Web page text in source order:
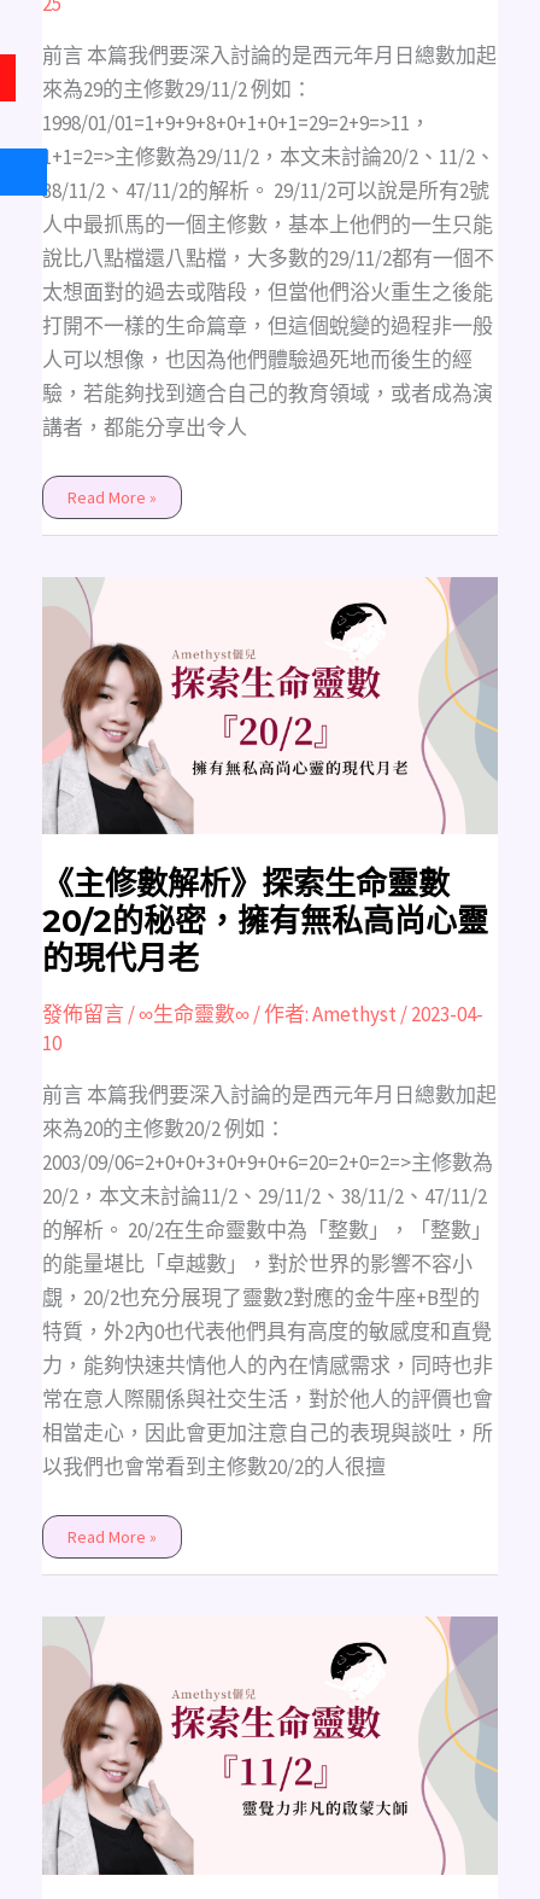
前言 本篇我們要深入討論的是西元年月日總數加起
來為29的主修數29/11/2 例如：
1998/01/01=1+9+9+8+0+1+0+1=29=2+9=>11，
1+1=2=>主修數為29/11/2，本文未討論20/2、11/2、
38/11/2、47/11/2的解析。 29/11/2可以說是所有2號
人中最抓馬的一個主修數，基本上他們的一生只能
說比八點檔還八點檔，大多數的29/11/2都有一個不
太想面對的過去或階段，但當他們浴火重生之後能
打開不一樣的生命篇章，但這個蛻變的過程非一般
人可以想像，也因為他們體驗過死地而後生的經
驗，若能夠找到適合自己的教育領域，或者成為演
講者，都能分享出令人
Read More »
《主修數解析》探索生命靈數
20/2的秘密，擁有無私高尚心靈
的現代月老
發佈留言/∞生命靈數∞/ 作者:Amethyst /2023-04-
10
前言 本篇我們要深入討論的是西元年月日總數加起
來為20的主修數20/2 例如：
2003/09/06=2+0+0+3+0+9+0+6=20=2+0=2=>主修數為
20/2，本文未討論11/2、29/11/2、38/11/2、47/11/2
的解析。 20/2在生命靈數中為「整數」，「整數」
的能量堪比「卓越數」，對於世界的影響不容小
覷，20/2也充分展現了靈數2對應的金牛座+B型的
特質，外2內0也代表他們具有高度的敏感度和直覺
力，能夠快速共情他人的內在情感需求，同時也非
常在意人際關係與社交生活，對於他人的評價也會
相當走心，因此會更加注意自己的表現與談吐，所
以我們也會常看到主修數20/2的人很擅
《主
析》
探
索
生
命
靈
數
20/2
的
秘
密，
擁
無
私
高
尚
心
靈
的
代
月
Read More »
《主
數
析》
探
索
生
命
靈
數
11/2
秘
密，
靈